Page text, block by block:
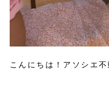
こんにちは！アソシエ不